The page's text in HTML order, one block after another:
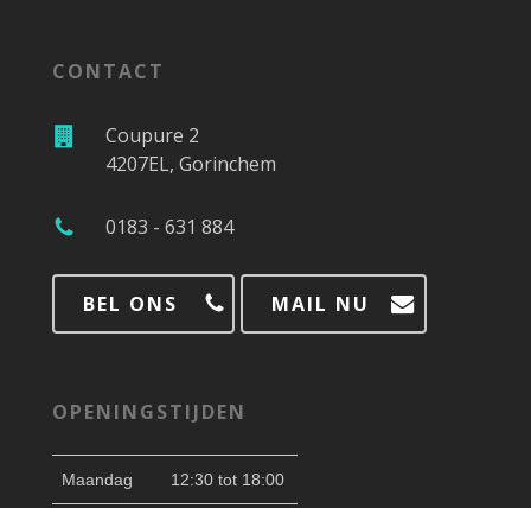
CONTACT
Coupure 2
4207EL, Gorinchem
0183 - 631 884
BEL ONS MAIL NU
OPENINGSTIJDEN
Maandag 12:30 tot 18:00